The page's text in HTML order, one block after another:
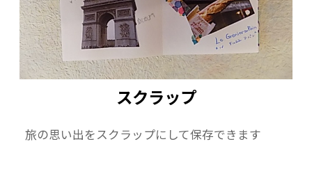
スクラップ
旅の思い出をスクラップにして保存できます